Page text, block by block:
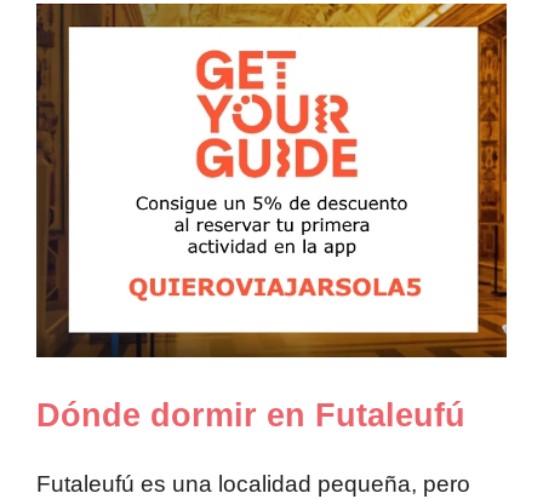
Dónde dormir en Futaleufú
Futaleufú es una localidad pequeña, pero